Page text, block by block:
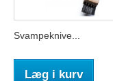
Svampeknive...
Læg i kurv